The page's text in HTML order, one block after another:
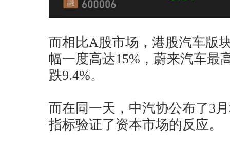
而相比A股市场，港股汽车版
幅一度高达15%，蔚来汽车最
跌9.4%。
而在同一天，中汽协公布了3
指标验证了资本市场的反应。